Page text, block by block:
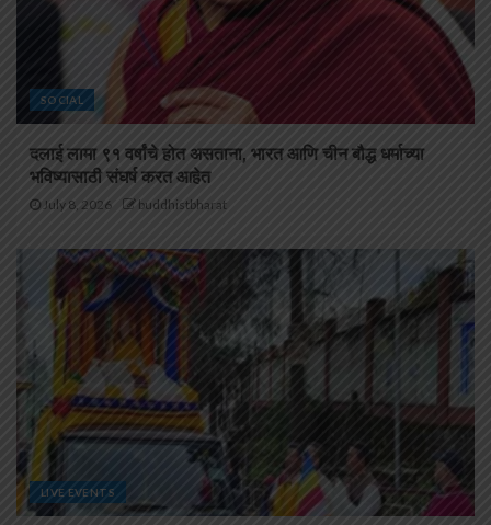
SOCIAL
दलाई लामा ९१ वर्षांचे होत असताना, भारत आणि चीन बौद्ध धर्माच्या
भविष्यासाठी संघर्ष करत आहेत
July 8, 2026 buddhistbharat
LIVE EVENTS